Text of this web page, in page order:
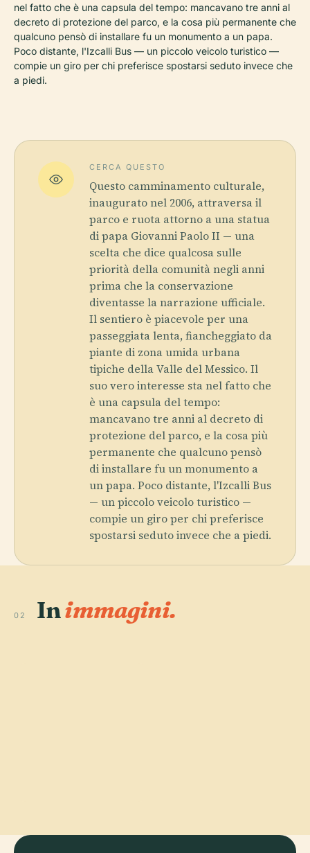
nel fatto che è una capsula del tempo: mancavano tre anni al
decreto di protezione del parco, e la cosa più permanente che
qualcuno pensò di installare fu un monumento a un papa.
Poco distante, l'Izcalli Bus — un piccolo veicolo turistico —
compie un giro per chi preferisce spostarsi seduto invece che
a piedi.
CERCA QUESTO
Questo camminamento culturale,
inaugurato nel 2006, attraversa il
parco e ruota attorno a una statua
di papa Giovanni Paolo II — una
scelta che dice qualcosa sulle
priorità della comunità negli anni
prima che la conservazione
diventasse la narrazione ufficiale.
Il sentiero è piacevole per una
passeggiata lenta, fiancheggiato da
piante di zona umida urbana
tipiche della Valle del Messico. Il
suo vero interesse sta nel fatto che
è una capsula del tempo:
mancavano tre anni al decreto di
protezione del parco, e la cosa più
permanente che qualcuno pensò
di installare fu un monumento a
un papa. Poco distante, l'Izcalli Bus
— un piccolo veicolo turistico —
compie un giro per chi preferisce
spostarsi seduto invece che a piedi.
02 Inimmagini.